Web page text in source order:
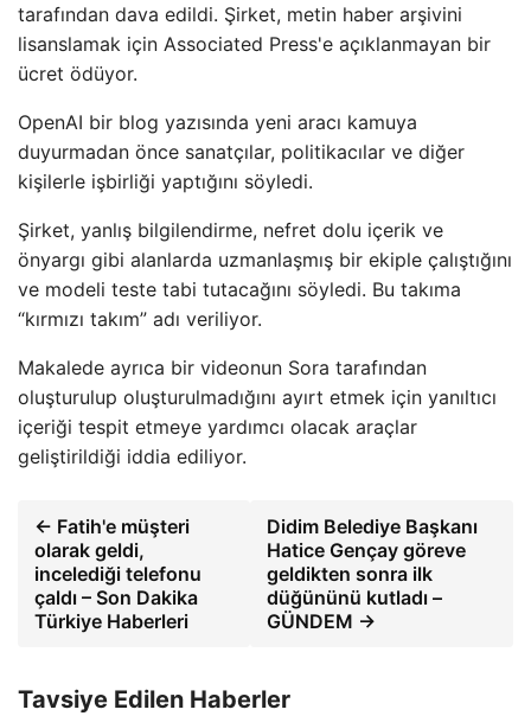
tarafından dava edildi. Şirket, metin haber arşivini
lisanslamak için Associated Press'e açıklanmayan bir
ücret ödüyor.
OpenAI bir blog yazısında yeni aracı kamuya
duyurmadan önce sanatçılar, politikacılar ve diğer
kişilerle işbirliği yaptığını söyledi.
Şirket, yanlış bilgilendirme, nefret dolu içerik ve
önyargı gibi alanlarda uzmanlaşmış bir ekiple çalıştığını
ve modeli teste tabi tutacağını söyledi. Bu takıma
“kırmızı takım” adı veriliyor.
Makalede ayrıca bir videonun Sora tarafından
oluşturulup oluşturulmadığını ayırt etmek için yanıltıcı
içeriği tespit etmeye yardımcı olacak araçlar
geliştirildiği iddia ediliyor.
← Fatih'e müşteri
olarak geldi,
incelediği telefonu
çaldı – Son Dakika
Türkiye Haberleri
Didim Belediye Başkanı
Hatice Gençay göreve
geldikten sonra ilk
düğününü kutladı –
GÜNDEM →
Tavsiye Edilen Haberler